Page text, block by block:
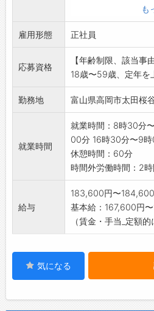
できます。
・高齢者に楽しんで
職員みんなで企画
します。
変更範囲:変更なし
も
雇用形態 正社員
応募資格
【年齢制限、該当事由
18歳〜59歳、定年を
勤務地 富山県高岡市太田桜
就業時間
就業時間：8時30分
00分 16時30分〜9
休憩時間：60分
時間外労働時間：2
給与
183,600円〜
基本給：167,600円
（賃金・手当_定額
気になる